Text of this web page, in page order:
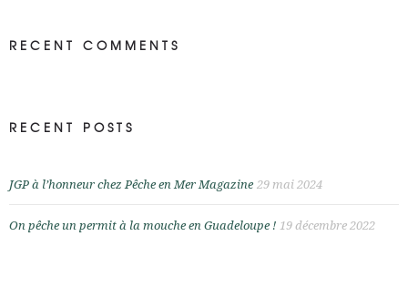
RECENT COMMENTS
RECENT POSTS
JGP à l’honneur chez Pêche en Mer Magazine 29 mai 2024
On pêche un permit à la mouche en Guadeloupe ! 19 décembre 2022